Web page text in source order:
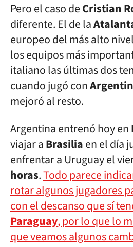
Pero el caso deCristian
diferente. El de la
europeo del más alto
los equipos más
italiano las últimas dos
cuando jugó con
mejoró al resto.
Argentina entrenó hoy en
viajar aBrasiliaen el día
enfrentar a Uruguay el
horas.Todo parece
rotar algunos jugadores
con el descanso que sí
Paraguay, por lo que lo
que veamos algunos